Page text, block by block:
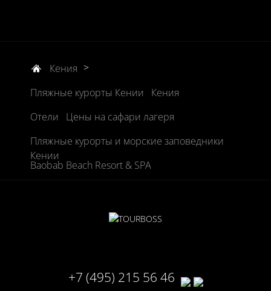
Кения >
Пляжные курорты Кении
Кения
Отели
Цены на сафари лагеря
Пляжные курорты и морские заповедники
Кении
Baobab Beach Resort & SPA
+7 (495) 215 56 46